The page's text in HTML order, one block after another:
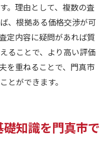
安心の一括査定活用
る理由とその対策
失敗しないための秘訣
。理由として、複数の査
、根拠ある価格交渉が可
定内容に疑問があれば質
ることで、より高い評価
を重ねることで、門真市
とができます。
知識を門真市で